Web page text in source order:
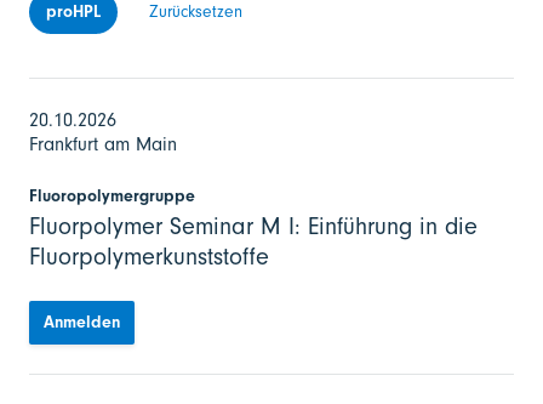
proHPL Zurücksetzen
20.10.2026
Frankfurt am Main
Fluoropolymergruppe
Fluorpolymer Seminar M I: Einführung in die
Fluorpolymerkunststoffe
Anmelden